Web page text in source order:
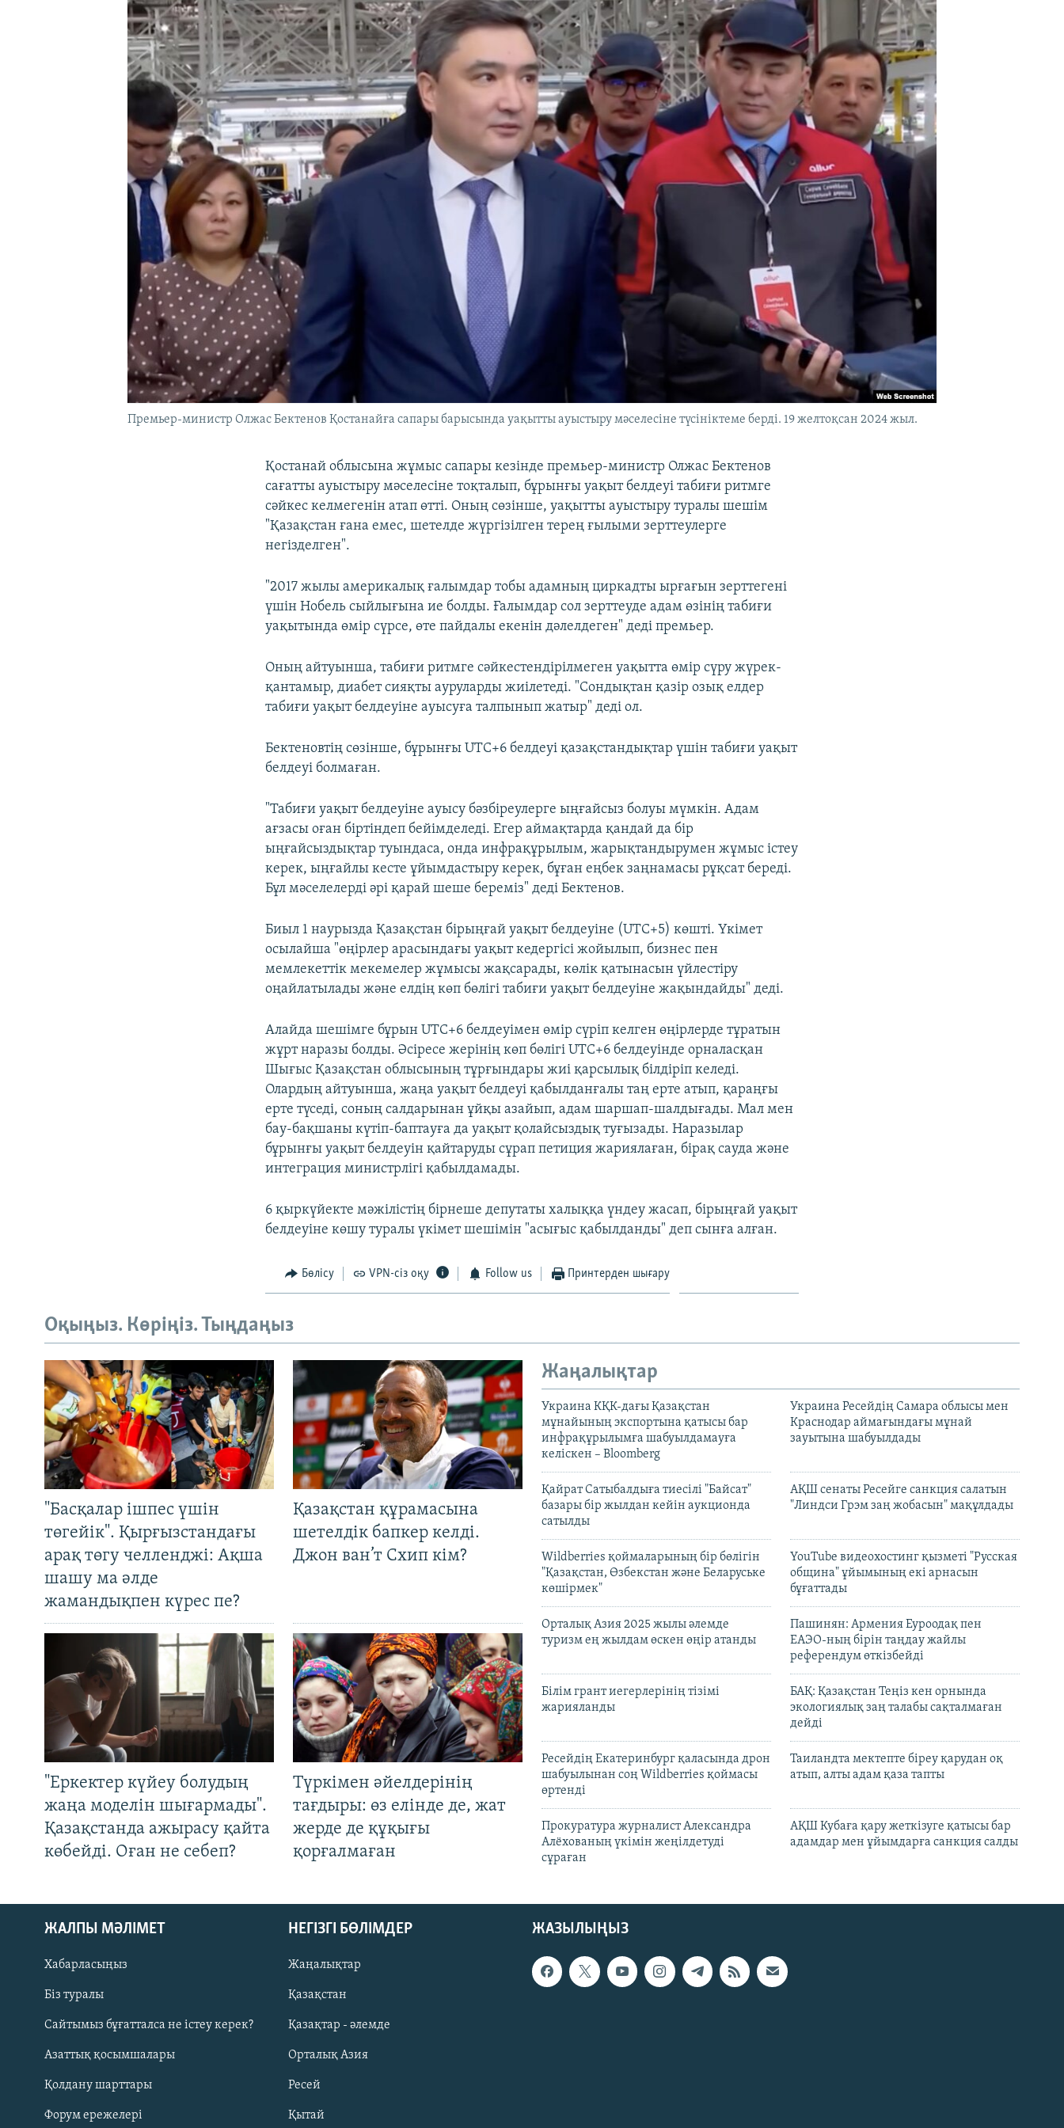
Русский
ЖАЗЫЛЫҢЫЗ
Премьер-министр Олжас Бектенов Қостанайға сапары барысында уақытты ауыстыру мәселесіне түсініктеме берді. 19 желтоқсан 2024 жыл.
Қостанай облысына жұмыс сапары кезінде премьер-министр Олжас Бектенов
сағатты ауыстыру мәселесіне тоқталып, бұрынғы уақыт белдеуі табиғи ритмге
сәйкес келмегенін атап өтті. Оның сөзінше, уақытты ауыстыру туралы шешім
"Қазақстан ғана емес, шетелде жүргізілген терең ғылыми зерттеулерге
негізделген".
"2017 жылы америкалық ғалымдар тобы адамның циркадты ырғағын зерттегені
үшін Нобель сыйлығына ие болды. Ғалымдар сол зерттеуде адам өзінің табиғи
уақытында өмір сүрсе, өте пайдалы екенін дәлелдеген" деді премьер.
Оның айтуынша, табиғи ритмге сәйкестендірілмеген уақытта өмір сүру жүрек-
қантамыр, диабет сияқты ауруларды жиілетеді. "Сондықтан қазір озық елдер
табиғи уақыт белдеуіне ауысуға талпынып жатыр" деді ол.
Бектеновтің сөзінше, бұрынғы UTC+6 белдеуі қазақстандықтар үшін табиғи уақыт
белдеуі болмаған.
"Табиғи уақыт белдеуіне ауысу бәзбіреулерге ыңғайсыз болуы мүмкін. Адам
ағзасы оған біртіндеп бейімделеді. Егер аймақтарда қандай да бір
ыңғайсыздықтар туындаса, онда инфрақұрылым, жарықтандырумен жұмыс істеу
керек, ыңғайлы кесте ұйымдастыру керек, бұған еңбек заңнамасы рұқсат береді.
Бұл мәселелерді әрі қарай шеше береміз" деді Бектенов.
Биыл 1 наурызда Қазақстан бірыңғай уақыт белдеуіне (UTC+5) көшті. Үкімет
осылайша "өңірлер арасындағы уақыт кедергісі жойылып, бизнес пен
мемлекеттік мекемелер жұмысы жақсарады, көлік қатынасын үйлестіру
оңайлатылады және елдің көп бөлігі табиғи уақыт белдеуіне жақындайды" деді.
Алайда шешімге бұрын UTC+6 белдеуімен өмір сүріп келген өңірлерде тұратын
жұрт наразы болды. Әсіресе жерінің көп бөлігі UTC+6 белдеуінде орналасқан
Шығыс Қазақстан облысының тұрғындары жиі қарсылық білдіріп келеді.
Олардың айтуынша, жаңа уақыт белдеуі қабылданғалы таң ерте атып, қараңғы
ерте түседі, соның салдарынан ұйқы азайып, адам шаршап-шалдығады. Мал мен
бау-бақшаны күтіп-баптауға да уақыт қолайсыздық туғызады. Наразылар
бұрынғы уақыт белдеуін қайтаруды сұрап петиция жариялаған, бірақ сауда және
интеграция министрлігі қабылдамады.
6 қыркүйекте мәжілістің бірнеше депутаты халыққа үндеу жасап, бірыңғай уақыт
белдеуіне көшу туралы үкімет шешімін "асығыс қабылданды" деп сынға алған.
Бөлісу VPN-сіз оқу Follow us Принтерден шығару
Оқыңыз. Көріңіз. Тыңдаңыз
"Басқалар ішпес үшін
төгейік". Қырғызстандағы
арақ төгу челленджі: Ақша
шашу ма әлде
жамандықпен күрес пе?
Қазақстан құрамасына
шетелдік бапкер келді.
Джон ван’т Схип кім?
"Еркектер күйеу болудың
жаңа моделін шығармады".
Қазақстанда ажырасу қайта
көбейді. Оған не себеп?
Түркімен әйелдерінің
тағдыры: өз елінде де, жат
жерде де құқығы
қорғалмаған
Жаңалықтар
Украина КҚК-дағы Қазақстан
мұнайының экспортына қатысы бар
инфрақұрылымға шабуылдамауға
келіскен – Bloomberg
Украина Ресейдің Самара облысы мен
Краснодар аймағындағы мұнай
зауытына шабуылдады
Қайрат Сатыбалдыға тиесілі "Байсат"
базары бір жылдан кейін аукционда
сатылды
АҚШ сенаты Ресейге санкция салатын
"Линдси Грэм заң жобасын" мақұлдады
Wildberries қоймаларының бір бөлігін
"Қазақстан, Өзбекстан және Беларуське
көшірмек"
YouTube видеохостинг қызметі "Русская
община" ұйымының екі арнасын
бұғаттады
Орталық Азия 2025 жылы әлемде
туризм ең жылдам өскен өңір атанды
Пашинян: Армения Еуроодақ пен
ЕАЭО-ның бірін таңдау жайлы
референдум өткізбейді
Білім грант иегерлерінің тізімі
жарияланды
БАҚ: Қазақстан Теңіз кен орнында
экологиялық заң талабы сақталмаған
дейді
Ресейдің Екатеринбург қаласында дрон
шабуылынан соң Wildberries қоймасы
өртенді
Таиландта мектепте біреу қарудан оқ
атып, алты адам қаза тапты
Прокуратура журналист Александра
Алёхованың үкімін жеңілдетуді
сұраған
АҚШ Кубаға қару жеткізуге қатысы бар
адамдар мен ұйымдарға санкция салды
ЖАЗЫЛЫҢЫЗ
ЖАЛПЫ МӘЛІМЕТ
Хабарласыңыз
Біз туралы
Сайтымыз бұғатталса не істеу керек?
Азаттық қосымшалары
Қолдану шарттары
Форум ережелері
НЕГІЗГІ БӨЛІМДЕР
Жаңалықтар
Қазақстан
Қазақтар - әлемде
Орталық Азия
Ресей
Қытай